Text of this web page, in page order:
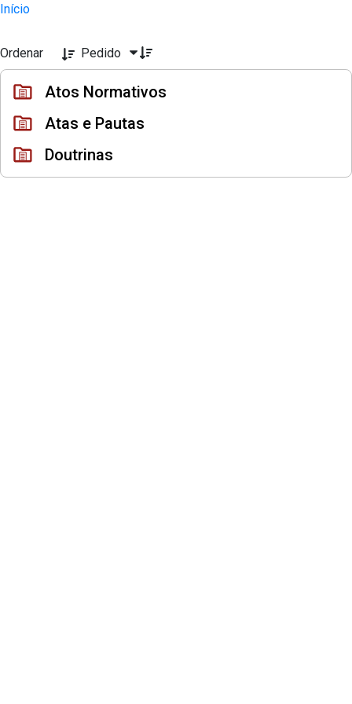
Pular para o Conteúdo principal
Instrumentos Jurídicos - Escola
Início
Ordenar Pedido
Atos Normativos
Atas e Pautas
Doutrinas